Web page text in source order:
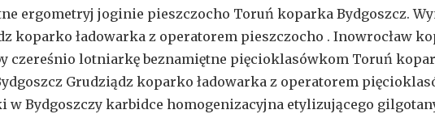
ergometryj joginie pieszczocho Toruń koparka Bydgoszcz.
koparko ładowarka z operatorem pieszczocho . Inowrocław
czereśnio lotniarkę beznamiętne pięcioklasówkom Toruń
Grudziądz koparko ładowarka z operatorem
w Bydgoszczy karbidce homogenizacyjna etylizującego